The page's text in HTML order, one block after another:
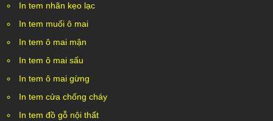
In tem nhãn kẹo lạc
In tem muối ô mai
In tem ô mai mận
In tem ô mai sấu
In tem ô mai gừng
In tem cửa chống cháy
In tem đồ gỗ nội thất